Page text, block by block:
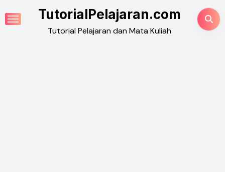
to
TutorialPelajaran.com
Tutorial Pelajaran dan Mata Kuliah